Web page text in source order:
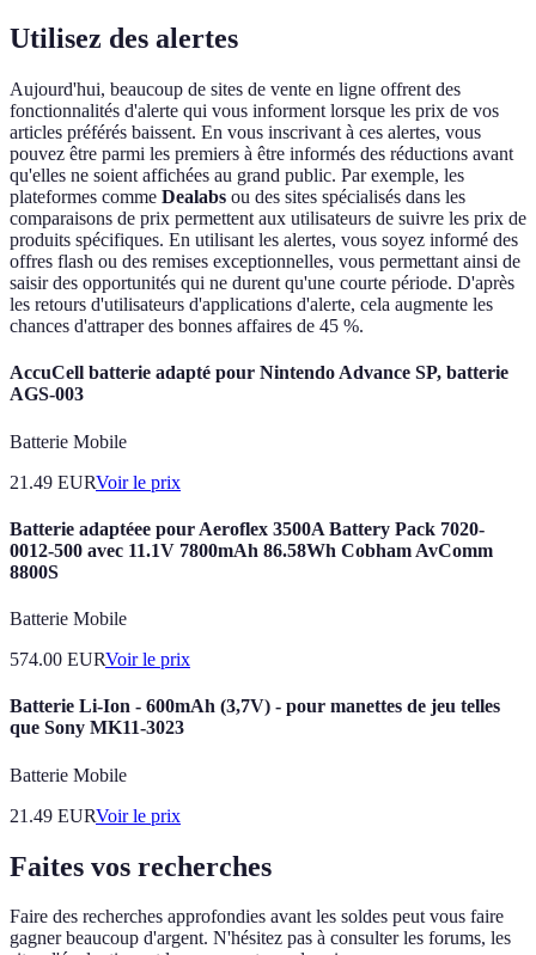
Utilisez des alertes
Aujourd'hui, beaucoup de sites de vente en ligne offrent des
fonctionnalités d'alerte qui vous informent lorsque les prix de vos
articles préférés baissent. En vous inscrivant à ces alertes, vous
pouvez être parmi les premiers à être informés des réductions avant
qu'elles ne soient affichées au grand public. Par exemple, les
plateformes comme Dealabs ou des sites spécialisés dans les
comparaisons de prix permettent aux utilisateurs de suivre les prix de
produits spécifiques. En utilisant les alertes, vous soyez informé des
offres flash ou des remises exceptionnelles, vous permettant ainsi de
saisir des opportunités qui ne durent qu'une courte période. D'après
les retours d'utilisateurs d'applications d'alerte, cela augmente les
chances d'attraper des bonnes affaires de 45 %.
AccuCell batterie adapté pour Nintendo Advance SP, batterie
AGS-003
Batterie Mobile
21.49 EURVoir le prix
Batterie adaptéee pour Aeroflex 3500A Battery Pack 7020-
0012-500 avec 11.1V 7800mAh 86.58Wh Cobham AvComm
8800S
Batterie Mobile
574.00 EURVoir le prix
Batterie Li-Ion - 600mAh (3,7V) - pour manettes de jeu telles
que Sony MK11-3023
Batterie Mobile
21.49 EURVoir le prix
Faites vos recherches
Faire des recherches approfondies avant les soldes peut vous faire
gagner beaucoup d'argent. N'hésitez pas à consulter les forums, les